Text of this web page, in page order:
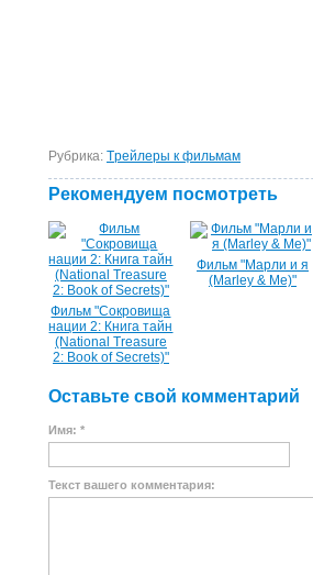
Рубрика: Tрейлеры к фильмам
Рекомендуем посмотреть
Фильм "Сокровища
нации 2: Книга тайн
(National Treasure
2: Book of Secrets)"
Фильм "Марли и я
(Marley & Me)"
Оставьте свой комментарий
Имя: *
Текст вашего комментария: